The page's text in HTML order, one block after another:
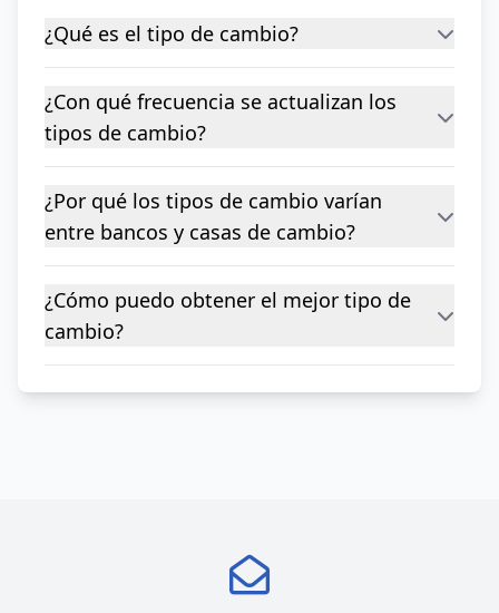
¿Qué es el tipo de cambio?
¿Con qué frecuencia se actualizan los
tipos de cambio?
¿Por qué los tipos de cambio varían
entre bancos y casas de cambio?
¿Cómo puedo obtener el mejor tipo de
cambio?